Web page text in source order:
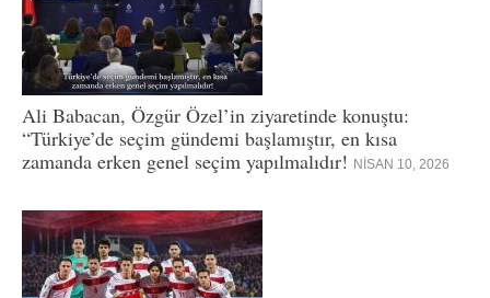
Ali Babacan, Özgür Özel’in ziyaretinde konuştu:
“Türkiye’de seçim gündemi başlamıştır, en kısa
zamanda erken genel seçim yapılmalıdır! NISAN 10, 2026